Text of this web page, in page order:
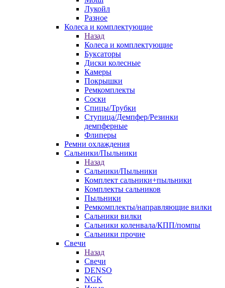
Лукойл
Разное
Колеса и комплектующие
Назад
Колеса и комплектующие
Буксаторы
Диски колесные
Камеры
Покрышки
Ремкомплекты
Соски
Спицы/Трубки
Ступица/Демпфер/Резинки
демпферные
Флиперы
Ремни охлаждения
Сальники/Пыльники
Назад
Сальники/Пыльники
Комплект сальники+пыльники
Комплекты сальников
Пыльники
Ремкомплекты/направляющие вилки
Сальники вилки
Сальники коленвала/КПП/помпы
Сальники прочие
Свечи
Назад
Свечи
DENSO
NGK